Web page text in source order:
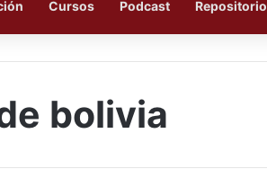
Cursos Podcast Repositorio
bolivia